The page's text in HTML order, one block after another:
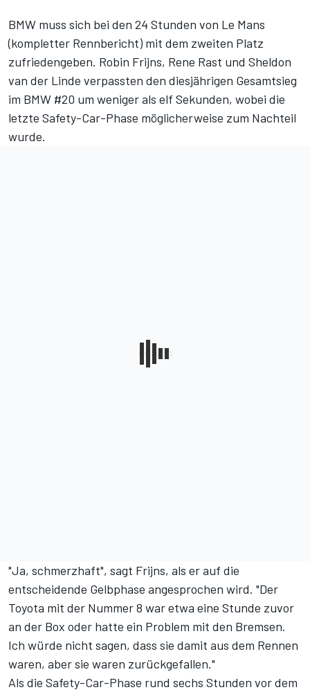
BMW muss sich bei den 24 Stunden von Le Mans
(kompletter Rennbericht) mit dem zweiten Platz
zufriedengeben. Robin Frijns, Rene Rast und Sheldon
van der Linde verpassten den diesjährigen Gesamtsieg
im BMW #20 um weniger als elf Sekunden, wobei die
letzte Safety-Car-Phase möglicherweise zum Nachteil
wurde.
"Ja, schmerzhaft", sagt Frijns, als er auf die
entscheidende Gelbphase angesprochen wird. "Der
Toyota mit der Nummer 8 war etwa eine Stunde zuvor
an der Box oder hatte ein Problem mit den Bremsen.
Ich würde nicht sagen, dass sie damit aus dem Rennen
waren, aber sie waren zurückgefallen."
Als die Safety-Car-Phase rund sechs Stunden vor dem